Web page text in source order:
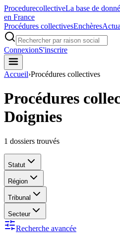
ProcedurecollectiveLa base de
en France
Procédures collectivesEnchères
ConnexionS'inscrire
Accueil›Procédures collectives
Procédures
Doignies
1 dossiers trouvés
Statut
Région
Tribunal
Secteur
Recherche avancée